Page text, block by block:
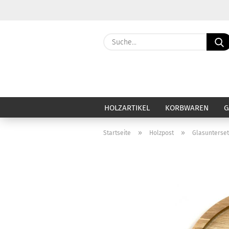
HOLZARTIKEL KORBWAREN
Startseite » Holzpost »